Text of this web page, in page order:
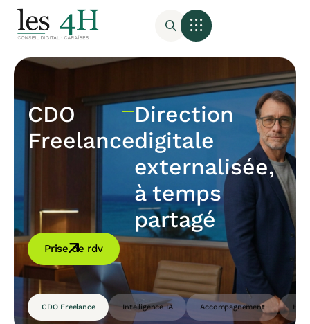
CDO Freelance Intelligence IA Accompagnement
CDO
Freelance
Direction
digitale
externalisée,
à temps
partagé
Prise de rdv